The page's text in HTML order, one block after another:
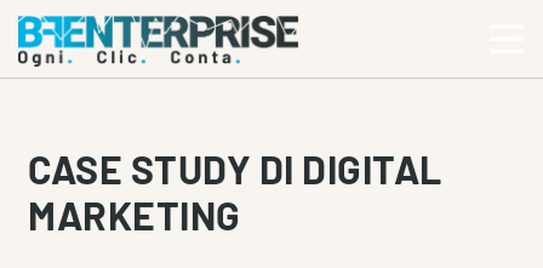
CASE STUDY DI DIGITAL
MARKETING